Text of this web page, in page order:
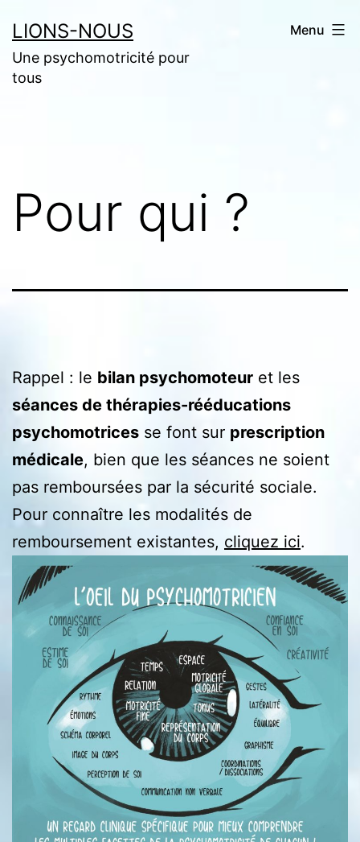
au
contenu
LIONS-NOUS
Une psychomotricité pour
tous
Menu
Pour qui ?
Rappel : le bilan psychomoteur et les
séances de thérapies-rééducations
psychomotrices se font sur prescription
médicale, bien que les séances ne soient
pas remboursées par la sécurité sociale.
Pour connaître les modalités de
remboursement existantes, cliquez ici.